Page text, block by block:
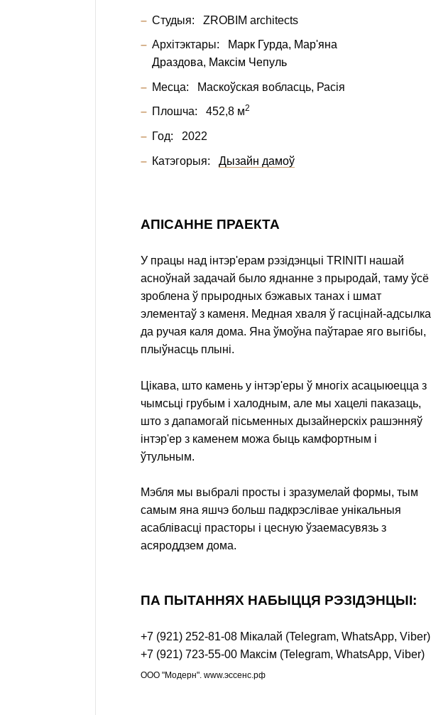
Студыя: ZROBIM architects
Архітэктары: Марк Гурда
Мар'яна
Драздова
Максім Чепуль
Месца: Маскоўская вобласць, Расія
Плошча: 452,8 м2
Год: 2022
Катэгорыя: Дызайн дамоў
АПІСАННЕ ПРАЕКТА
У працы над інтэр'ерам рэзідэнцыі TRINITI нашай
асноўнай задачай было яднанне з прыродай, таму ўсё
зроблена ў прыродных бэжавых танах і шмат
элементаў з каменя. Медная хваля ў гасцінай-адсылка
да ручая каля дома. Яна ўмоўна паўтарае яго выгібы,
плыўнасць плыні.
Цікава, што камень у інтэр'еры ў многіх асацыюецца з
чымсьці грубым і халодным, але мы хацелі паказаць,
што з дапамогай пісьменных дызайнерскіх рашэнняў
інтэр'ер з каменем можа быць камфортным і
ўтульным.
Мэбля мы выбралі просты і зразумелай формы, тым
самым яна яшчэ больш падкрэслівае унікальныя
асаблівасці прасторы і цесную ўзаемасувязь з
асяроддзем дома.
ПА ПЫТАННЯХ НАБЫЦЦЯ РЭЗІДЭНЦЫІ:
+7 (921) 252-81-08 Мікалай (Telegram, WhatsАpp, Viber)
+7 (921) 723-55-00 Максім (Telegram, WhatsАpp, Viber)
ООО "Модерн". www.эссенс.рф